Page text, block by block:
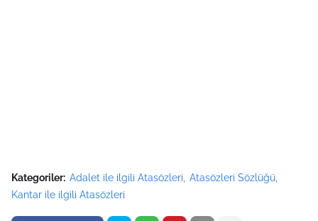
Kategoriler: Adalet ile ilgili Atasözleri
Atasözleri Sözlüğü
Kantar ile ilgili Atasözleri